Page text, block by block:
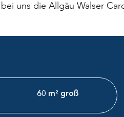
uns die Allgäu Walser
60 m² groß